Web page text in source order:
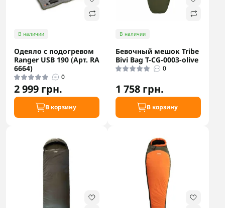
В наличии
Одеяло с подогревом
Ranger USB 190 (Арт. RA
6664)
0
2 999 грн.
В корзину
В наличии
Бевочный мешок Tribe
Bivi Bag T-CG-0003-olive
0
1 758 грн.
В корзину